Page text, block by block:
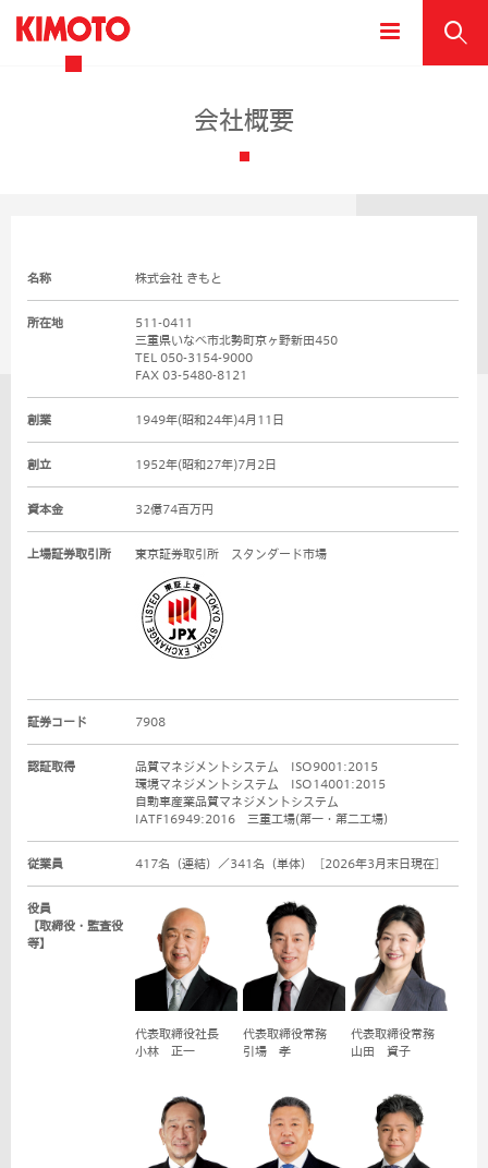
会社概要
名称 株式会社 きもと
所在地
511-0411
三重県いなべ市北勢町京ヶ野新田450
TEL 050-3154-9000
FAX 03-5480-8121
創業 1949年(昭和24年)4月11日
創立 1952年(昭和27年)7月2日
資本金 32億74百万円
上場証券取引所 東京証券取引所 スタンダード市場
証券コード 7908
認証取得
品質マネジメントシステム ISO9001:2015
環境マネジメントシステム ISO14001:2015
自動車産業品質マネジメントシステム
IATF16949:2016 三重工場(第一・第二工場）
従業員 417名（連結）／341名（単体）［2026年3月末日現在］
役員
【取締役・監査役
等】
代表取締役社長
小林 正一
代表取締役常務
引場 孝
代表取締役常務
山田 資子